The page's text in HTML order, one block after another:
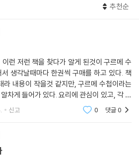
추천순
런 저런 책을 찾다가 알게 된것이 구르메 수
라 내용이 작을것 같지만, 구르메 수첩이라는
다. 요리에 관심이 있고, 각 분
은 시리즈 같다. 집에 친구들을 불
신고 0 댓글0